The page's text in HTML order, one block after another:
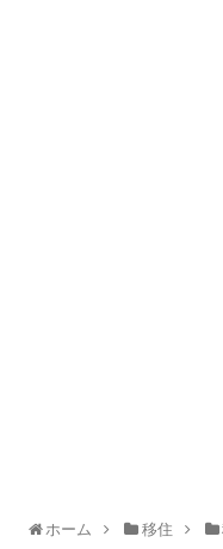
ホーム 移住